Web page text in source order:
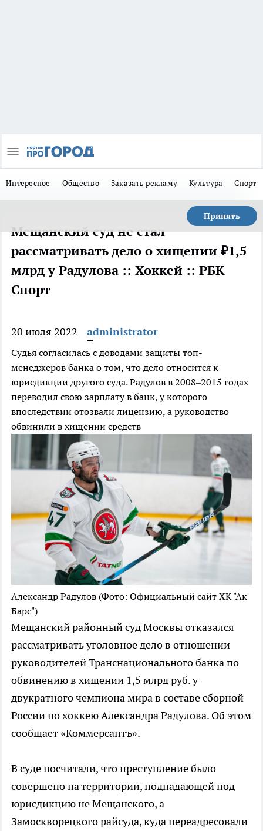
Интересное Общество Заказать рекламу Культура Спорт
Принять
Мещанский суд не стал
рассматривать дело о хищении ₽1,5
млрд у Радулова :: Хоккей :: РБК
Спорт
20 июля 2022 administrator
Судья согласилась с доводами защиты топ-
менеджеров банка о том, что дело относится к
юрисдикции другого суда. Радулов в 2008–2015 годах
переводил свою зарплату в банк, у которого
впоследствии отозвали лицензию, а руководство
обвинили в хищении средств
Александр Радулов (Фото: Официальный сайт ХК "Ак
Барс")
Мещанский районный суд Москвы отказался
рассматривать уголовное дело в отношении
руководителей Транснационального банка по
обвинению в хищении 1,5 млрд руб. у
двукратного чемпиона мира в составе сборной
России по хоккею Александра Радулова. Об этом
сообщает «Коммерсантъ».
В суде посчитали, что преступление было
совершено на территории, подпадающей под
юрисдикцию не Мещанского, а
Замоскворецкого райсуда, куда переадресовали